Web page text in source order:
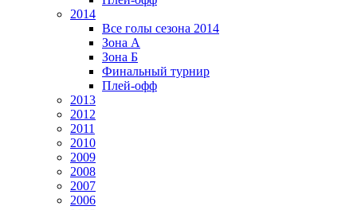
2014
Все голы сезона 2014
Зона А
Зона Б
Финальный турнир
Плей-офф
2013
2012
2011
2010
2009
2008
2007
2006